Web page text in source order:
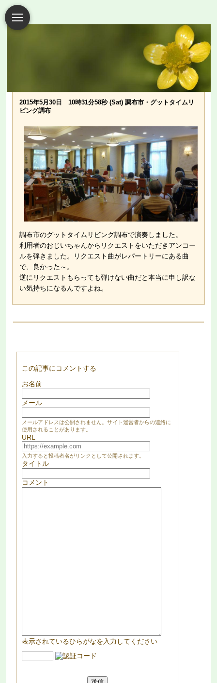
2015年5月30日 10時31分58秒 (Sat) 調布市・グットタイムリ
ビング調布
調布市のグットタイムリビング調布で演奏しました。
利用者のおじいちゃんからリクエストをいただきアンコー
ルを弾きました。リクエスト曲がレパートリーにある曲
で、良かった～。
逆にリクエストもらっても弾けない曲だと本当に申し訳な
い気持ちになるんですよね。
この記事にコメントする
お名前
メール
メールアドレスは公開されません。サイト運営者からの連絡に
使用されることがあります。
URL
入力すると投稿者名がリンクとして公開されます。
タイトル
コメント
表示されているひらがなを入力してください